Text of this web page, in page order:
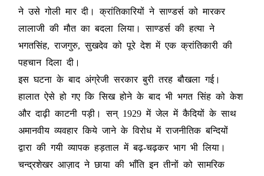
ने उसे गोली मार दी। क्रांतिकारियों ने साण्डर्स को मारकर
लालाजी की मौत का बदला लिया। साण्डर्स की हत्या ने
भगतसिंह, राजगुरु, सुखदेव को पूरे देश में एक क्रांतिकारी की
पहचान दिला दी।
इस घटना के बाद अंग्रेजी सरकार बुरी तरह बौखला गई।
हालात ऐसे हो गए कि सिख होने के बाद भी भगत सिंह को केश
और दाढ़ी काटनी पड़ी। सन् 1929 में जेल में कैदियों के साथ
अमानवीय व्यवहार किये जाने के विरोध में राजनीतिक बन्दियों
द्वारा की गयी व्यापक हड़ताल में बढ़-चढ़कर भाग भी लिया।
चन्द्रशेखर आज़ाद ने छाया की भाँति इन तीनों को सामरिक